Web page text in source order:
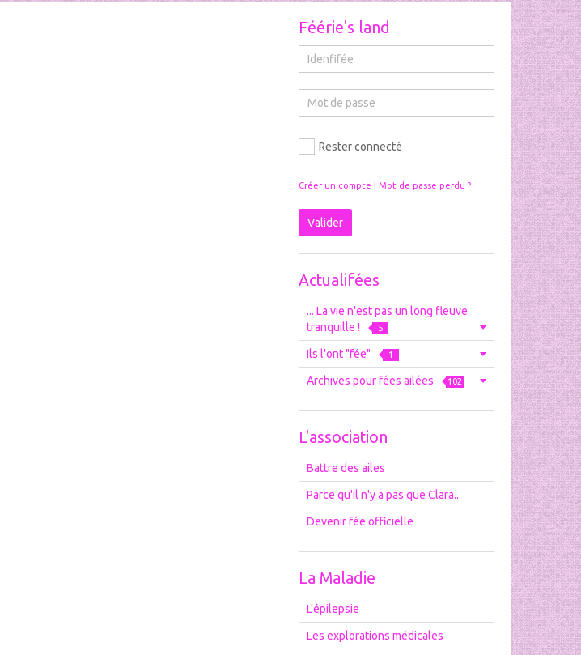
Féérie's land
Rester connecté
Créer un compte Mot de passe perdu ?
Valider
Actualifées
... La vie n'est pas un long fleuve
tranquille !
5
Ils l'ont "fée" 1
Archives pour fées ailées 102
L'association
Battre des ailes
Parce qu'il n'y a pas que Clara...
Devenir fée officielle
La Maladie
L'épilepsie
Les explorations médicales